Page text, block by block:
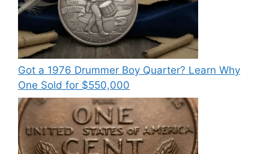
Got a 1976 Drummer Boy Quarter? Learn Why
One Sold for $550,000